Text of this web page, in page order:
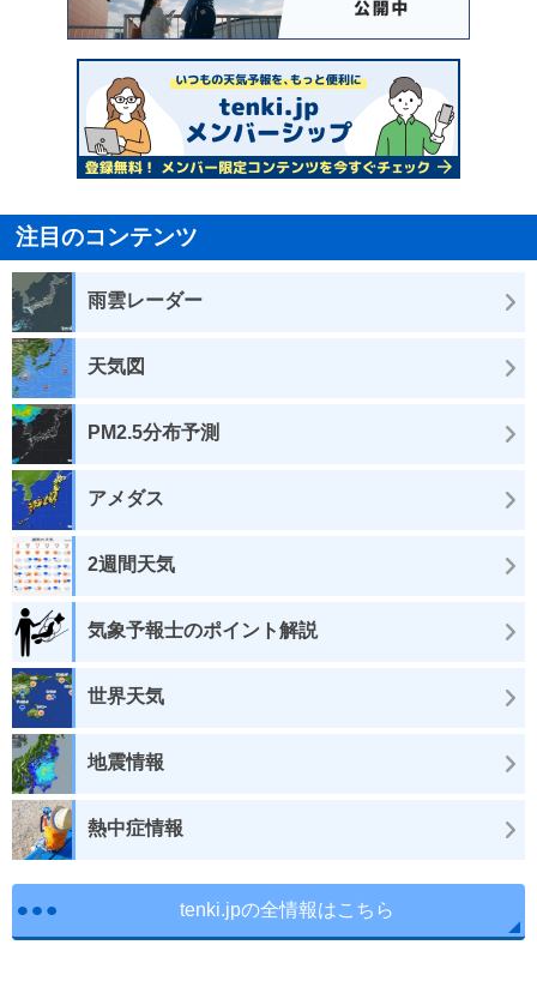
注目のコンテンツ
雨雲レーダー
天気図
PM2.5分布予測
アメダス
2週間天気
気象予報士のポイント解説
世界天気
地震情報
熱中症情報
tenki.jpの全情報はこちら